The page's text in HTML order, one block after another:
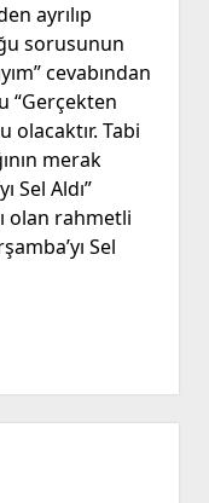
ayrılıp
sorusunun
cevabından
“Gerçekten
olacaktır. Tabi
merak
Sel Aldı”
olan rahmetli
Sel